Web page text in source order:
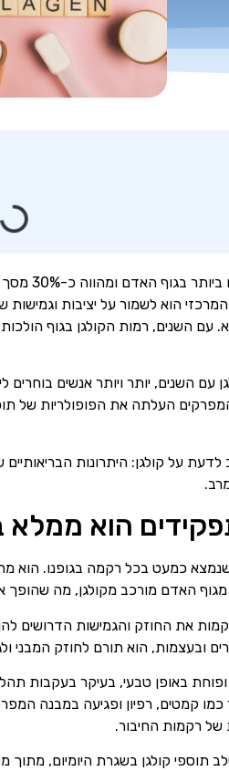
קולגן
המרכזי הוא לשמור על יציבות
עם השנים, רמות הקולגן בגוף
עם השנים, יותר ויותר אנשים
העלתה את הפופולריות של
על קולגן: היתרונות הבריאותיים
הוא ממלא
שנמצא כמעט בכל רקמה בגופנו. הוא
האדם מורכב מקולגן, מה שהופך
את החוזק והגמישות הדרושים
ובעצמות, הוא תורם לחוזק המבני
כמו קמטים, רפיון ופגיעה
של רקמות החיבור.
תוספי קולגן בשגרת היומיום,